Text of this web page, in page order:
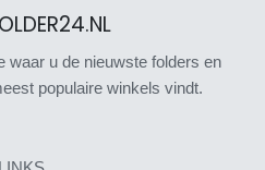
waar u de nieuwste folders en
populaire winkels vindt.